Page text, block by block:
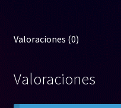
Valoraciones (0)
Valoraciones